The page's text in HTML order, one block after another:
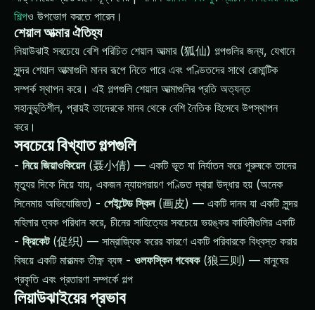
শিল্পও উপভোগ করতে পারেন।
শেয়াল আত্মার ঐতিহ্য
লিয়াউঝাই সবচেয়ে বেশি পরিচিত শেয়াল আত্মার (狐仙) গল্পগুলির জন্য, যেখানে
সুন্দর শেয়াল আত্মাগুলি মানব রূপে নিতে পারে এবং পণ্ডিতদের সাথে রোমান্টিক
সম্পর্ক স্থাপন করে। এই গল্পগুলি শেয়াল আত্মাগুলির প্রতি অত্যন্ত
সহানুভূতিশীল, প্রায়ই তাদেরকে মানব থেকে বেশি নৈতিক হিসেবে উপস্থাপন
করে।
সবচেয়ে বিখ্যাত গল্পগুলি
- নিয়ে জিয়াওকিয়েন(聂小倩) — একটি ভূত যা নির্যাতন করে পুরুষকে তাদের
মৃত্যুর দিকে নিয়ে যায়, একজন ন্যায়পরায়ণ পণ্ডিত দ্বারা উদ্ধার হয় (অনেক
সিনেমায় অভিযোজিত) - পেইন্টেড স্কিন(画皮) — একটি দানব যা একটি সুন্দর
মহিলার ত্বক পরিধান করে, চীনের সাহিত্যের সবচেয়ে ভয়ঙ্কর কাহিনীগুলির একটি
- ক্রিকেট(促织) — সাম্রাজ্যিক করের কারণে একটি পরিবারকে বিধ্বস্ত করার
বিষয়ে একটি মারাত্মক তীক্ষ্ণ ব্যঙ্গ - ওলফস্কিন গবেষক(狼三则) — মানুষের
প্রকৃতি এবং প্রতারণা সম্পর্কে গল্প
লিয়াউঝাইয়ের প্রভাব